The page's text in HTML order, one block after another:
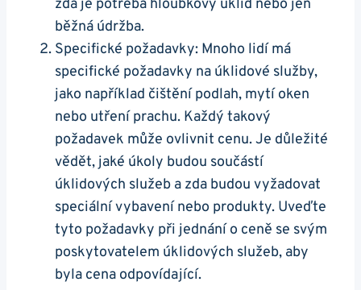
zda je potřeba hloubkový úklid nebo jen
běžná údržba.
Specifické požadavky: Mnoho lidí má
specifické požadavky na úklidové služby,
jako například čištění podlah, mytí oken
nebo utření prachu. Každý takový
požadavek může ovlivnit cenu. Je důležité
vědět, jaké úkoly budou součástí
úklidových služeb a zda budou vyžadovat
speciální vybavení nebo produkty. Uveďte
tyto požadavky při jednání o ceně se svým
poskytovatelem úklidových služeb, aby
byla cena odpovídající.